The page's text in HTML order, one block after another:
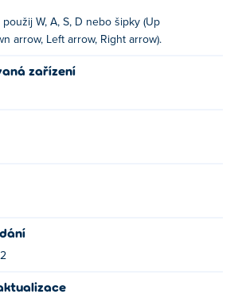
použij W, A, S, D nebo šipky (Up
arrow, Left arrow, Right arrow).
zařízení